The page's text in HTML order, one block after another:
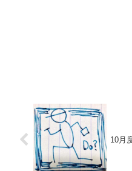
10月